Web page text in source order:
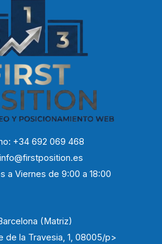
+34 692 069 468
a Viernes de 9:00 a 18:00
(Matriz)
de la Travesia, 1, 08005/p>